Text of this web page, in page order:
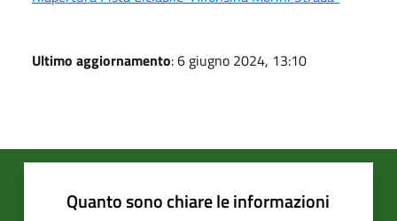
Ultimo aggiornamento: 6 giugno 2024, 13:10
Quanto sono chiare le informazioni